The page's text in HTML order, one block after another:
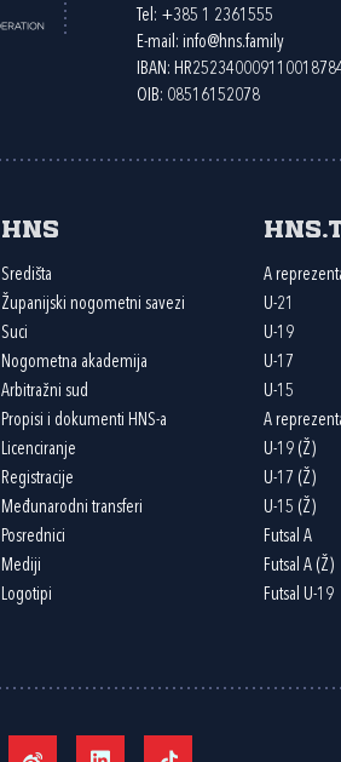
Tel: +385 1 2361555
E-mail: info@hns.family
IBAN:
OIB: 08516152078
HNS
Središta
Županijski nogometni savezi
Suci
Nogometna akademija
Arbitražni sud
Propisi i dokumenti HNS-a
Licenciranje
Registracije
Međunarodni transferi
Posrednici
Mediji
Logotipi
A
U-21
U-19
U-17
U-15
A
U-19 (Ž)
U-17 (Ž)
U-15 (Ž)
Futsal A
Futsal A (Ž)
Futsal U-19